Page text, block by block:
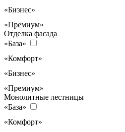
«Бизнес»
«Премиум»
Отделка фасада
«База»
«Комфорт»
«Бизнес»
«Премиум»
Монолитные лестницы
«База»
«Комфорт»